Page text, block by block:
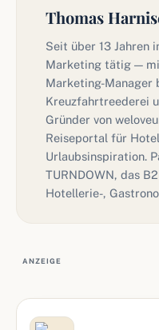
Thomas
Seit über 13 Jahren
Marketing tätig —
Marketing-Manager
Kreuzfahrtreederei
Gründer von
Reiseportal für
Urlaubsinspiration.
TURNDOWN, das
Hotellerie-,
ANZEIGE